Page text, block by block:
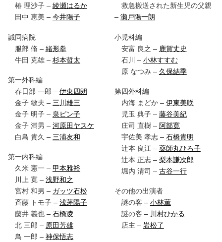
椿 理沙子 –綾瀬はるか
田中 恵美 –今井陽子
誠同病院
服部 脩 –緒形拳
牛田 克雄 –杉本哲太
第一外科編
春日部 一郎 –伊東四朗
金子 敏夫 – 三川雄三
金子 明子 – 泉ピン子
金子 満男 –河原田ヤスケ
白鳥 貴久 – 三浦友和
第一内科編
久米 憲一 – 甲本雅裕
川上 寛 –浅野和之
宮村 和男 – ガッツ石松
斉藤 トモ子 –浅茅陽子
藤井 義也 –石橋凌
北 三郎 – 原田芳雄
鳥 一郎 –神保悟志
救急搬送された新生児の父親
–瀬戸陽一朗
小児科編
安富 良之 – 鹿賀丈史
石川 –小林すすむ
原 なつみ – 久保結季
第四外科編
内海 まどか –伊東美咲
児玉 典子 –藤谷美紀
庄司 直樹 –阿部寛
宇佐美 孝志 –石橋貴明
辻本 良江 –薬師丸ひろ子
辻本 正志 –梨本謙次郎
堀内 清司 –古谷一行
その他の出演者
謎の客 –小林薫
謎の客 – 川村ひかる
店主 –岩松了